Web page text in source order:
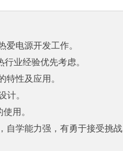
爱电源开发工作。
行业经验优先考虑。
特性及应用。
计。
使用。
自学能力强，有勇于接受挑战